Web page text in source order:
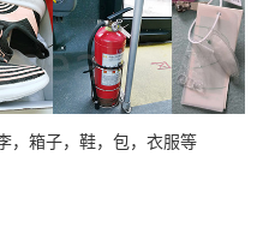
，箱子，鞋，包，衣服等